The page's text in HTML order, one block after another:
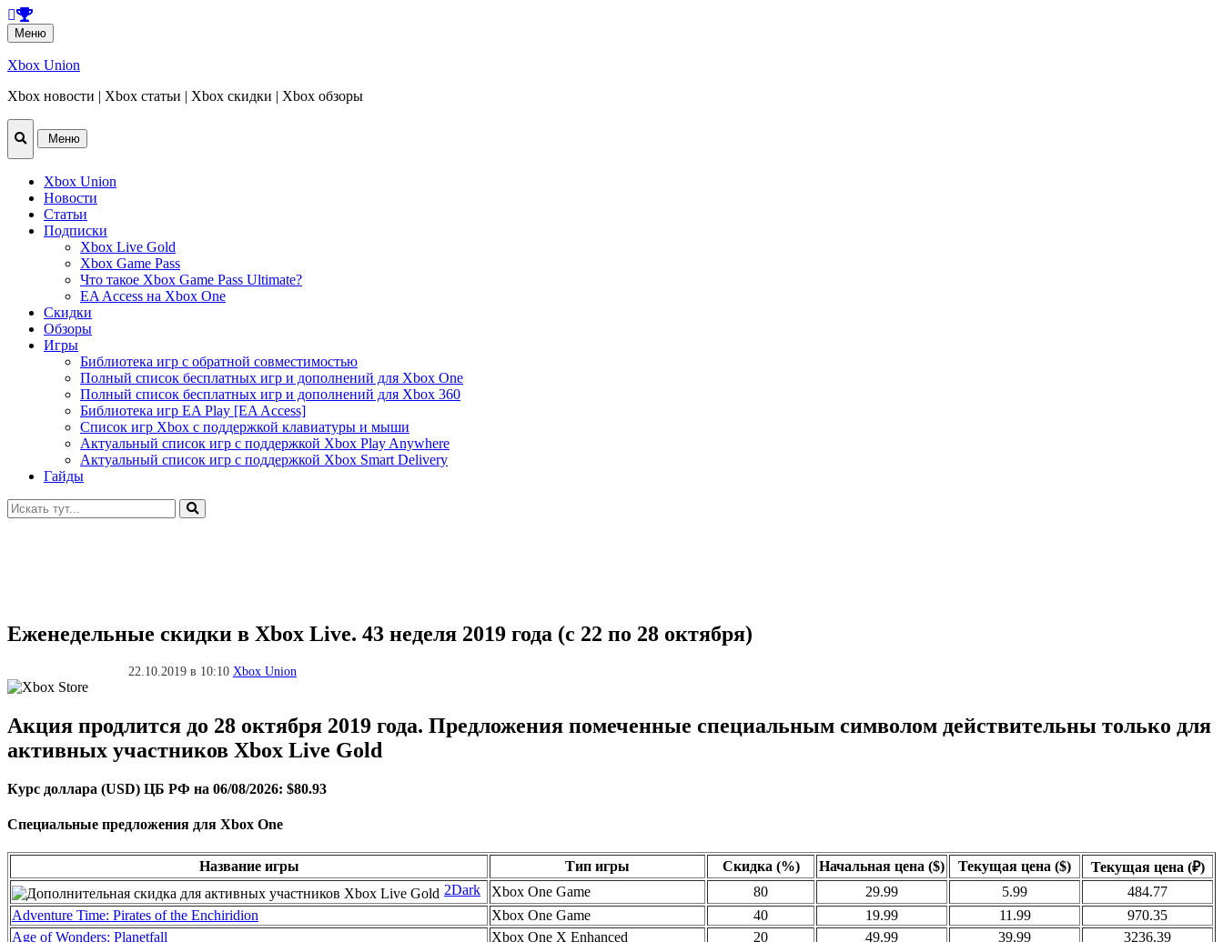
Меню Перейти
к
содержанию
Xbox Union
Xbox новости | Xbox статьи | Xbox скидки | Xbox обзоры
Меню к
Xbox Union
Новости
Статьи
Подписки
Xbox Live Gold
Xbox Game Pass
Что такое Xbox Game Pass Ultimate?
EA Access на Xbox One
Скидки
Обзоры
Игры
Библиотека игр с обратной совместимостью
Полный список бесплатных игр и дополнений для Xbox One
Полный список бесплатных игр и дополнений для Xbox 360
Библиотека игр EA Play [EA Access]
Список игр Xbox c поддержкой клавиатуры и мыши
Актуальный список игр с поддержкой Xbox Play Anywhere
Актуальный список игр с поддержкой Xbox Smart Delivery
Гайды
Искать:
Еженедельные скидки в Xbox Live. 43 неделя 2019 года (с 22 по 28 октября)
22.10.2019 в 10:10 Xbox Union
Акция продлится до 28 октября 2019 года. Предложения помеченные специальным символом действительны только для
активных участников Xbox Live Gold
Курс доллара (USD) ЦБ РФ на 06/08/2026: $80.93
Специальные предложения для Xbox One
Название игры Тип игры Скидка (%) Начальная цена ($) Текущая цена ($)
Текущая цена (₽)
2Dark
Xbox One Game 80 29.99 5.99
484.77
Adventure Time: Pirates of the Enchiridion
Xbox One Game 40 19.99 11.99
970.35
Age of Wonders: Planetfall
Xbox One X Enhanced 20 49.99 39.99
3236.39